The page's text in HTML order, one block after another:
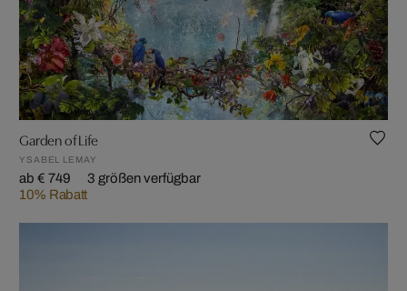
Garden of Life
YSABEL LEMAY
ab € 749
10% Rabatt
3 größen verfügbar